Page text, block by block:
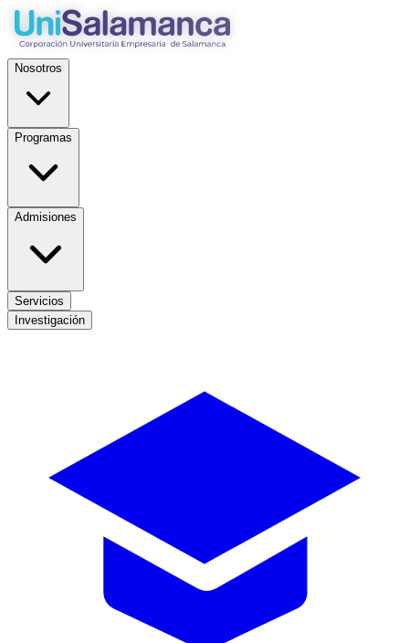
Nosotros
Programas
Admisiones
Servicios
Investigación